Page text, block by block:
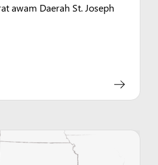
awam Daerah St. Joseph